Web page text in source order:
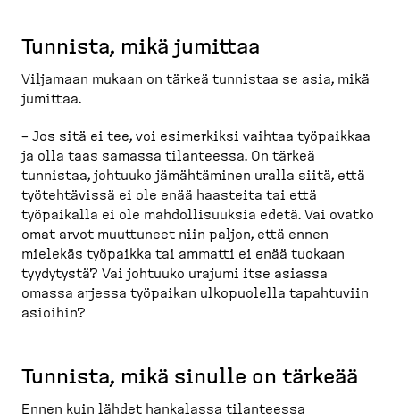
Tunnista, mikä jumittaa
Viljamaan mukaan on tärkeä tunnistaa se asia, mikä
jumittaa.
– Jos sitä ei tee, voi esimerkiksi vaihtaa työpaikkaa
ja olla taas samassa tilanteessa. On tärkeä
tunnistaa, johtuuko jämähtäminen uralla siitä, että
työteh­tävissä ei ole enää haasteita tai että
työpaikalla ei ole mahdol­li­suuksia edetä. Vai ovatko
omat arvot muuttuneet niin paljon, että ennen
mielekäs työpaikka tai ammatti ei enää tuokaan
tyydytystä? Vai johtuuko urajumi itse asiassa
omassa arjessa työpaikan ulkopuolella tapahtuviin
asioihin?
Tunnista, mikä sinulle on tärkeää
Ennen kuin lähdet hankalassa tilanteessa